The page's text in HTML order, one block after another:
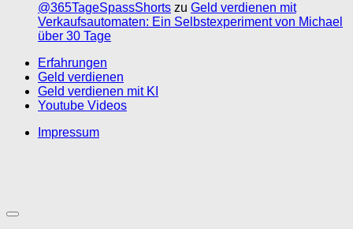
@365TageSpassShorts zu Geld verdienen mit
Verkaufsautomaten: Ein Selbstexperiment von Michael
über 30 Tage
Erfahrungen
Geld verdienen
Geld verdienen mit KI
Youtube Videos
Impressum